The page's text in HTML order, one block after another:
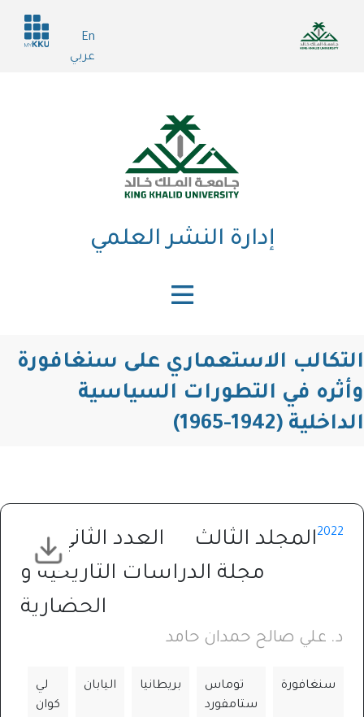
المحتوى
En
عربي
Header
services
إدارة النشر العلمي
التكالب الاستعماري على سنغافورة
وأثره في التطورات السياسية
الداخلية (1942-1965)
2022المجلد الثالث
العدد الثاني
مجلة الدراسات التاريخية و
الحضارية⁩
د. علي صالح حمدان حامد
سنغافورة
توماس
ستامفورد
بريطانيا اليابان
لي
كوان